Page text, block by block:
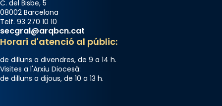
C. del Bisbe, 5
08002 Barcelona
Telf. 93 270 10 10
secgral@arqbcn.cat
Horari d'atenció al públic:
de dilluns a divendres, de 9 a 14 h.
Visites a l'Arxiu Diocesà:
de dilluns a dijous, de 10 a 13 h.